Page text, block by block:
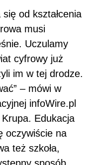
od kształcenia
musi
Uczulamy
cyfrowy już
im w tej drodze.
– mówi w
infoWire.pl
Edukacja
oczywiście na
też szkoła,